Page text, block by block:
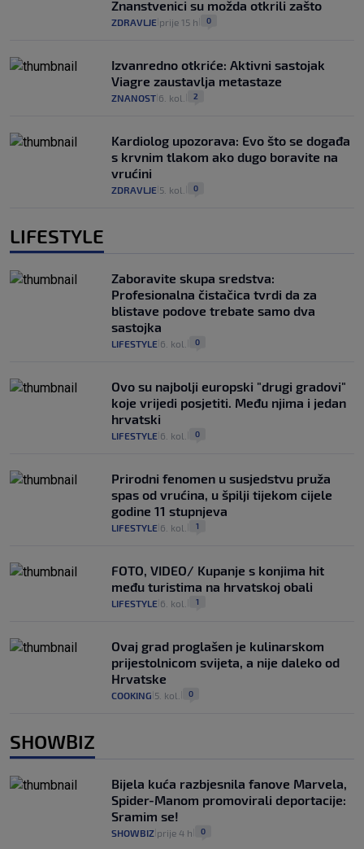
Znanstvenici su možda otkrili zašto
ZDRAVLJE prije 15 h 0
Izvanredno otkriće: Aktivni sastojak
Viagre zaustavlja metastaze
ZNANOST 6. kol. 2
Kardiolog upozorava: Evo što se događa
s krvnim tlakom ako dugo boravite na
vrućini
ZDRAVLJE 5. kol. 0
LIFESTYLE
Zaboravite skupa sredstva:
Profesionalna čistačica tvrdi da za
blistave podove trebate samo dva
sastojka
LIFESTYLE 6. kol. 0
Ovo su najbolji europski "drugi gradovi"
koje vrijedi posjetiti. Među njima i jedan
hrvatski
LIFESTYLE 6. kol. 0
Prirodni fenomen u susjedstvu pruža
spas od vrućina, u špilji tijekom cijele
godine 11 stupnjeva
LIFESTYLE 6. kol. 1
FOTO, VIDEO/ Kupanje s konjima hit
među turistima na hrvatskoj obali
LIFESTYLE 6. kol. 1
Ovaj grad proglašen je kulinarskom
prijestolnicom svijeta, a nije daleko od
Hrvatske
COOKING 5. kol. 0
SHOWBIZ
Bijela kuća razbjesnila fanove Marvela,
Spider-Manom promovirali deportacije:
Sramim se!
SHOWBIZ prije 4 h 0